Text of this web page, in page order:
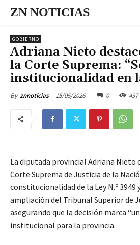
ZN NOTICIAS
GOBIERNO
Adriana Nieto
la Corte Suprema:
institucionalidad en
By znnoticias 15/05/2026 0 437
La diputada provincial Adriana Nieto
Corte Suprema de Justicia de la
constitucionalidad de la Ley N.º
ampliación del Tribunal Superior de
asegurando que la decisión marca
institucional para la provincia.